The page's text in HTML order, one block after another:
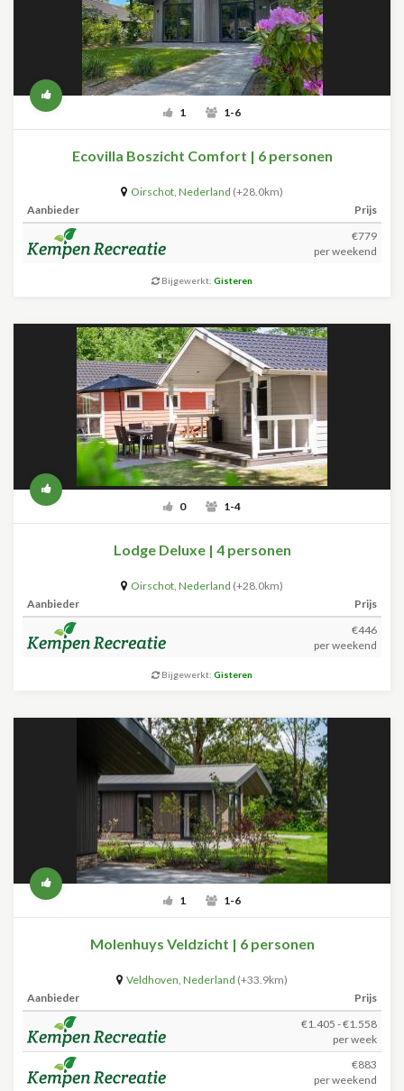
1 1-6
Ecovilla Boszicht Comfort | 6 personen
Oirschot, Nederland (+28.0km)
Aanbieder
Prijs
€779
per weekend
Bijgewerkt: Gisteren
0 1-4
Lodge Deluxe | 4 personen
Oirschot, Nederland (+28.0km)
Aanbieder
Prijs
€446
per weekend
Bijgewerkt: Gisteren
1 1-6
Molenhuys Veldzicht | 6 personen
Veldhoven, Nederland (+33.9km)
Aanbieder
Prijs
€1.405 - €1.558
per week
€883
per weekend